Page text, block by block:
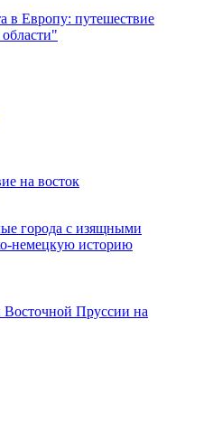
на восток
города с изящными
немецкую историю